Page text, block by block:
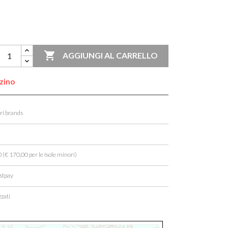
 AGGIUNGI AL CARRELLO
brands
(€ 170,00 per le Isole minori)